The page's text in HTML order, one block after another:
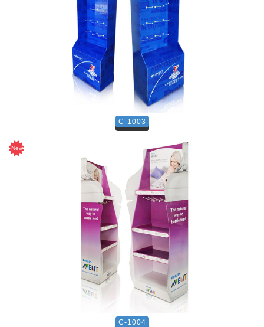
C-1003
C-1004